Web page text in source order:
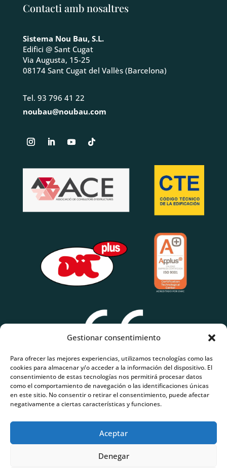
Gestionar consentimiento
Para ofrecer las mejores experiencias, utilizamos tecnologías como las
cookies para almacenar y/o acceder a la información del dispositivo. El
consentimiento de estas tecnologías nos permitirá procesar datos
como el comportamiento de navegación o las identificaciones únicas
en este sitio. No consentir o retirar el consentimiento, puede afectar
negativamente a ciertas características y funciones.
Aceptar
Denegar
Contacti amb nosaltres
Sistema Nou Bau, S.L.
Edifici @ Sant Cugat
Via Augusta, 15-25
08174 Sant Cugat del Vallès (Barcelona)
Tel. 93 796 41 22
noubau@noubau.com